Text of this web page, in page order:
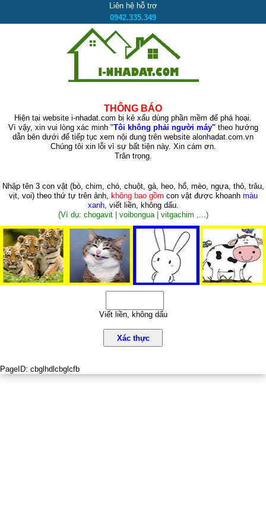
Liên hệ hỗ trợ
0942.335.349
THÔNG BÁO
Hiện tại website i-nhadat.com bị kẻ xấu dùng phần mềm để phá hoại.
Vì vậy, xin vui lòng xác minh "Tôi không phải người máy"theo hướng
dẫn bên dưới để tiếp tục xem nội dung trên website alonhadat.com.vn
Chúng tôi xin lỗi vì sự bất tiện này. Xin cám ơn.
Trân trọng.
Nhập tên 3 con vật (bò, chim, chó, chuột, gà, heo, hổ, mèo, ngựa, thỏ, trâu,
vịt, voi)theo thứ tự trên ảnh, không bao gồm con vật được khoanh màu
xanh, viết liền, không dấu.
(Ví dụ: chogavit | voibongua | vitgachim ,...)
Viết liền, không dấu
Xác thực
PageID: cbglhdlcbglcfb